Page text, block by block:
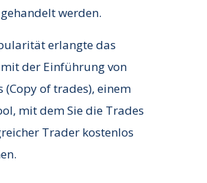
werden.
erlangte das
der Einführung von
(Copy of trades), einem
mit dem Sie die Trades
Trader kostenlos